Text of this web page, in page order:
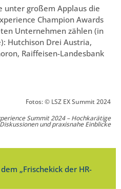
unter großem Applaus die
Champion Awards
Unternehmen zählen (in
Hutchison Drei Austria,
Raiffeisen-Landesbank
Fotos: © LSZ EX Summit 2024
Summit 2024 – Hochkarätige
Diskussionen und praxisnahe Einblicke
„Frischekick der HR-